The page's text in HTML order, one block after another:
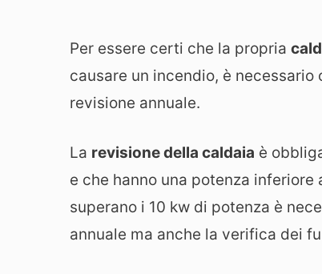
Per essere certi che la propria
causare un incendio, è
revisione annuale.
La revisione della caldaia è
e che hanno una potenza
superano i 10 kw di potenza è
annuale ma anche la verifica dei